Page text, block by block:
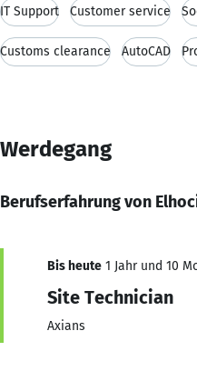
IT Support Customer service
Customs clearance AutoCAD
Werdegang
Berufserfahrung von
Bis heute 1 Jahr und 10
Site Technician
Axians